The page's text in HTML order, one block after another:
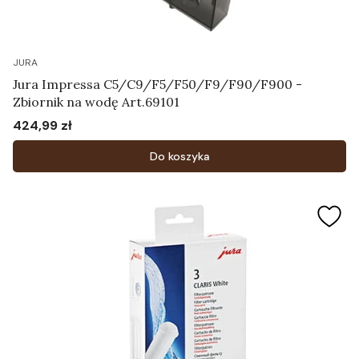
JURA
Jura Impressa C5/C9/F5/F50/F9/F90/F900 -
Zbiornik na wodę Art.69101
Cena
424,99 zł
Do koszyka